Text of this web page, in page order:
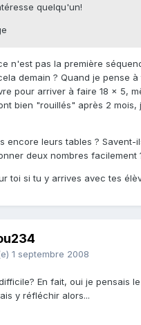
quelqu'un!
n'est pas la première
demain ? Quand je pense
pour arriver à faire 18 x 5,
bien "rouillés" après 2 mois,
encore leurs tables ? Savent-
deux nombres facilement
toi si tu y arrives avec tes
1 septembre 2008
En fait, oui je pensais
y réfléchir alors...